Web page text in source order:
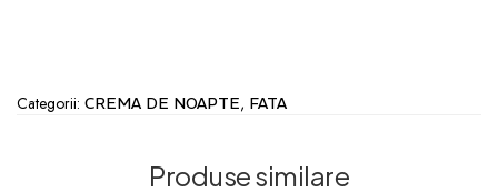
Categorii: CREMA DE NOAPTE, FATA
Produse similare